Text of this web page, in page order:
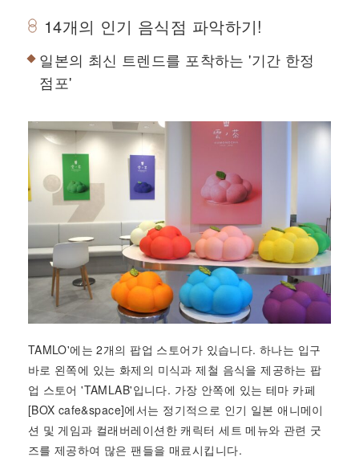
14개의 인기 음식점 파악하기!
일본의 최신 트렌드를 포착하는 '기간 한정
점포'
TAMLO'에는 2개의 팝업 스토어가 있습니다. 하나는 입구
바로 왼쪽에 있는 화제의 미식과 제철 음식을 제공하는 팝
업 스토어 'TAMLAB'입니다. 가장 안쪽에 있는 테마 카페
[BOX cafe&space]에서는 정기적으로 인기 일본 애니메이
션 및 게임과 컬래버레이션한 캐릭터 세트 메뉴와 관련 굿
즈를 제공하여 많은 팬들을 매료시킵니다.